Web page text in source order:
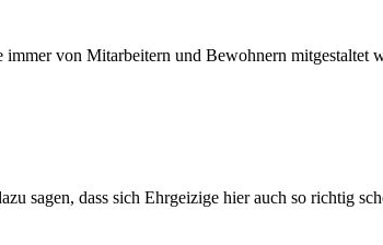
von Mitarbeitern und Bewohnern mitgestaltet
sagen, dass sich Ehrgeizige hier auch so richtig